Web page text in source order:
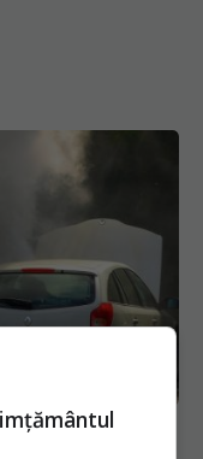
a ucis